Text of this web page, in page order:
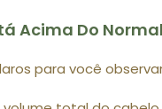
Acima Do
para você